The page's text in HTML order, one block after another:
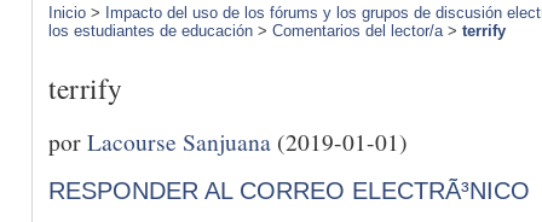
Inicio > Impacto del uso de los fórums y los grupos de discusión
los estudiantes de educación > Comentarios del lector/a> terrify
terrify
porLacourse Sanjuana (2019-01-01)
RESPONDER AL CORREO ELECTRÃ³NICO